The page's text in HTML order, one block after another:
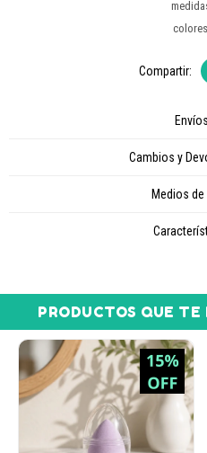
Envíos
Cambios y
Medios
PRODUCTOS QUE TE